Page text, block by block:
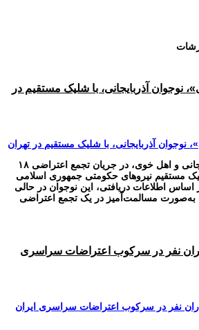
نوجوان آذربایجانی، با شلیک مستقیم در
مبین قنبری، نوجوان آذربایجانی و اهل خوی، در جریان تجمع اعتراضی ۱۸
مستقیم نیروهای حکومتی جمهوری اسلامی
اطلاعات دریافتی، این نوجوان در حالی
مسالمت‌آمیز در یک تجمع اعتراضی
نفر در سرکوب اعتراضات سراسری